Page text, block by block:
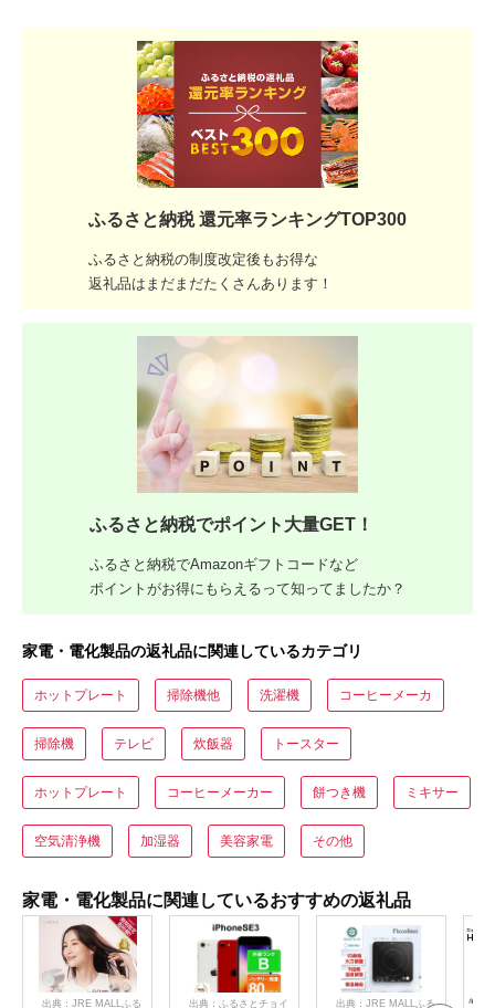
ふるさと納税 還元率ランキングTOP300
ふるさと納税の制度改定後もお得な
返礼品はまだまだたくさんあります！
ふるさと納税でポイント大量GET！
ふるさと納税でAmazonギフトコードなど
ポイントがお得にもらえるって知ってましたか？
家電・電化製品の返礼品に関連しているカテゴリ
ホットプレート 掃除機他 洗濯機 コーヒーメーカ
掃除機 テレビ 炊飯器 トースター
ホットプレート コーヒーメーカー 餅つき機 ミキサー
空気清浄機 加湿器 美容家電 その他
家電・電化製品に関連しているおすすめの返礼品
出典：JRE MALLふる
出典：ふるさとチョイ
出典：JRE MALLふる